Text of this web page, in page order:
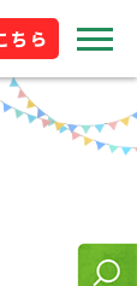
ちら